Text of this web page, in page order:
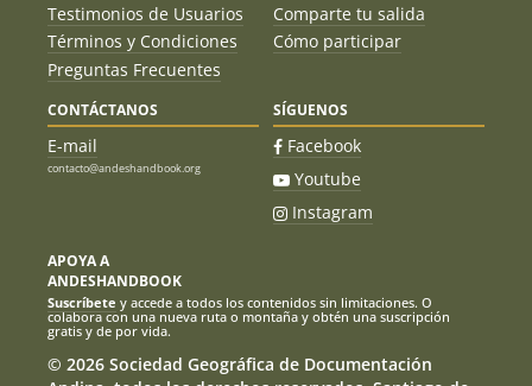
Testimonios de Usuarios
Términos y Condiciones
Preguntas Frecuentes
Comparte tu salida
Cómo participar
CONTÁCTANOS
E-mail
contacto@andeshandbook.org
SÍGUENOS
Facebook
Youtube
Instagram
APOYA A
ANDESHANDBOOK
Suscríbete y accede a todos los contenidos sin limitaciones. O
colabora con una nueva ruta o montaña y obtén una suscripción
gratis y de por vida.
© 2026 Sociedad Geográfica de Documentación